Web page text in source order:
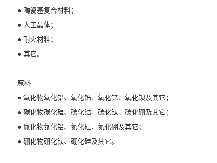
● 陶瓷基复合材料；
● 人工晶体；
● 耐火材料；
● 其它。
原料
● 氧化物氧化铝、氧化锆、氧化钇、氧化钡及其它；
● 碳化物碳化硅、碳化锆、碳化钛、碳化硼及其它；
● 氮化物氮化铝、氮化硅、氮化硼及其它；
● 硼化物硼化钛、硼化硅及其它。